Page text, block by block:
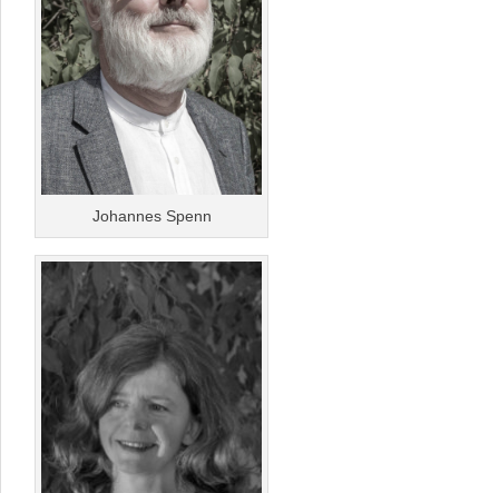
Johannes Spenn